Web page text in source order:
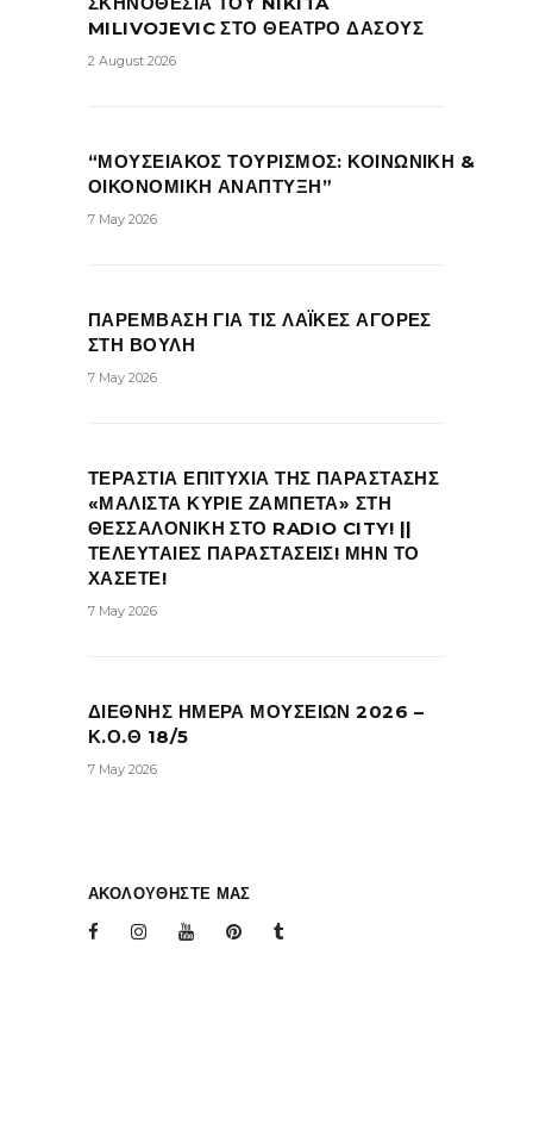
MILIVOJEVIC ΣΤΟ ΘΕΑΤΡΟ ΔΑΣΟΥΣ
2 August 2026
“ΜΟΥΣΕΙΑΚΟΣ ΤΟΥΡΙΣΜΟΣ: ΚΟΙΝΩΝΙΚΗ &
ΟΙΚΟΝΟΜΙΚΗ ΑΝΑΠΤΥΞΗ”
7 May 2026
ΠΑΡΕΜΒΑΣΗ ΓΙΑ ΤΙΣ ΛΑΪΚΕΣ ΑΓΟΡΕΣ
ΣΤΗ ΒΟΥΛΗ
7 May 2026
ΤΕΡΑΣΤΙΑ ΕΠΙΤΥΧΙΑ ΤΗΣ ΠΑΡΑΣΤΑΣΗΣ
«ΜΑΛΙΣΤΑ ΚΥΡΙΕ ΖΑΜΠΕΤΑ» ΣΤΗ
ΘΕΣΣΑΛΟΝΙΚΗ ΣΤΟ RADIO CITY! ||
ΤΕΛΕΥΤΑΙΕΣ ΠΑΡΑΣΤΑΣΕΙΣ! ΜΗΝ ΤΟ
ΧΑΣΕΤΕ!
7 May 2026
ΔΙΕΘΝΗΣ ΗΜΕΡΑ ΜΟΥΣΕΙΩΝ 2026 –
Κ.Ο.Θ 18/5
7 May 2026
ΑΚΟΛΟΥΘΗΣΤΕ ΜΑΣ